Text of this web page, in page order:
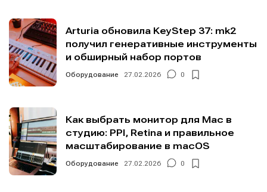
Arturia обновила KeyStep 37: mk2
получил генеративные инструменты
и обширный набор портов
Оборудование 27.02.2026 0
Как выбрать монитор для Mac в
студию: PPI, Retina и правильное
масштабирование в macOS
Оборудование 27.02.2026 0